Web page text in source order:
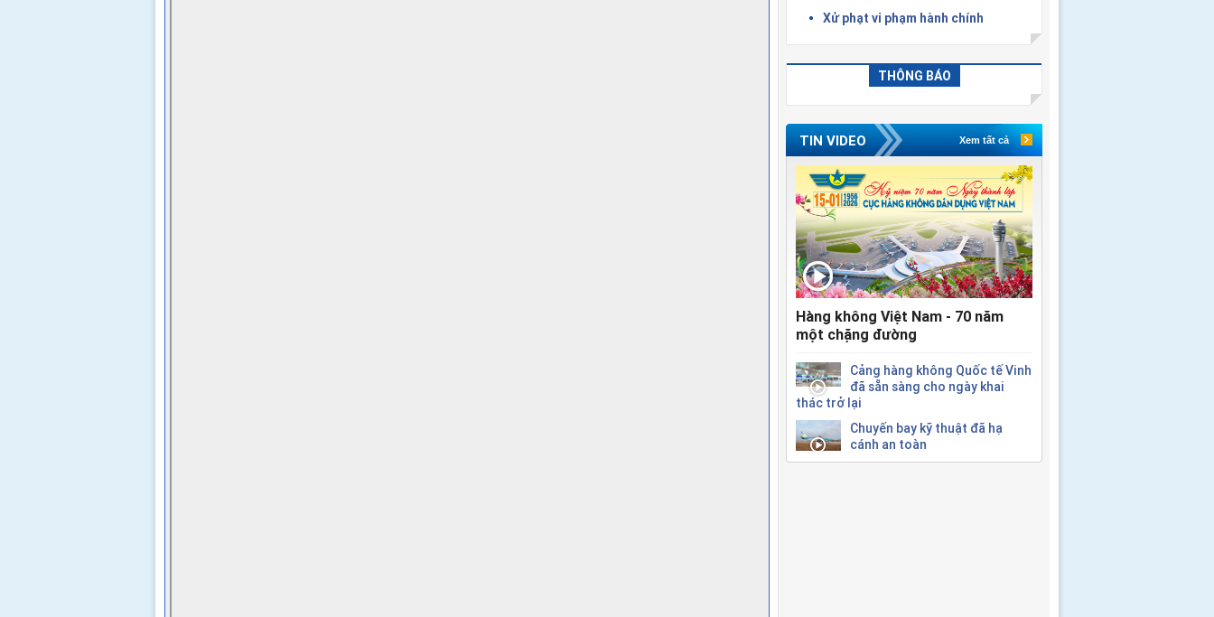
Xử phạt vi phạm hành chính
THÔNG BÁO
TIN VIDEO Xem tất cả
Hàng không Việt Nam - 70 năm
một chặng đường
Cảng hàng không Quốc tế Vinh
đã sẵn sàng cho ngày khai
thác trở lại
Chuyến bay kỹ thuật đã hạ
cánh an toàn